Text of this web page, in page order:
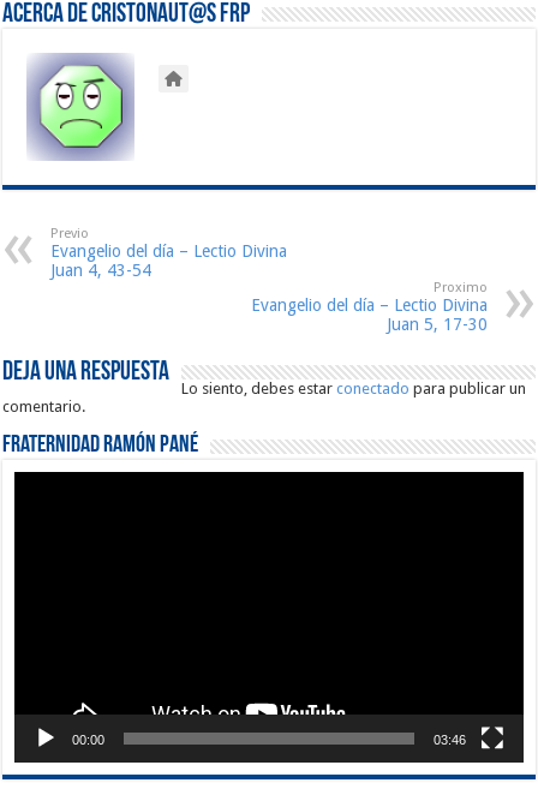
Acerca de Cristonaut@s FRP
Previo
Evangelio del día – Lectio Divina
Juan 4, 43-54
Proximo
Evangelio del día – Lectio Divina
Juan 5, 17-30
Deja una respuesta
Lo siento, debes estarconectado para publicar un
comentario.
Fraternidad Ramón Pané
00:00 03:46